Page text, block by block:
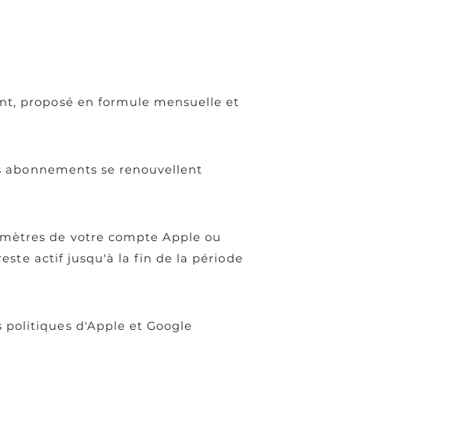
proposé en formule mensuelle et
abonnements se renouvellent
de votre compte Apple ou
actif jusqu'à la fin de la période
d'Apple et Google